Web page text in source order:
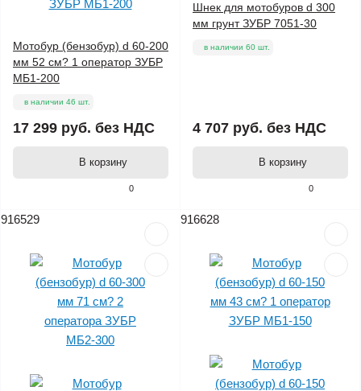
0
Мотобур (бензобур) d 60-200
мм 52 см? 1 оператор ЗУБР
МБ1-200
в наличии 46 шт.
17 299 руб. без НДС
В корзину
0
Шнек для мотобуров d 300
мм грунт ЗУБР 7051-30
в наличии 60 шт.
4 707 руб. без НДС
В корзину
916529 916628